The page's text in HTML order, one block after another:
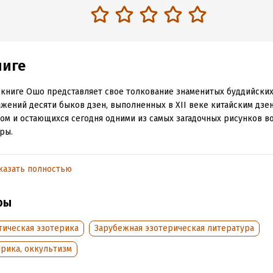
Ошо представляет свое толкование знаменитых буддийских
десяти быков дзен, выполненных в XII веке китайским
и остающихся сегодня одними из самых загадочных рисунков
к истине, о котором повествуют все священные писания, все
нашего выбора.
– потому что истина неизвестна. Поиск труден – потому что
она непознаваема. Поиск труден – потому что
рискнуть всей своей жизнью (ОШО).
полностью
эзотерика
Зарубежная эзотерическая литература
оккультизм